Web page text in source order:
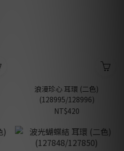
浪漫珍心 耳環 (二色)
(128995/128996)
NT$420